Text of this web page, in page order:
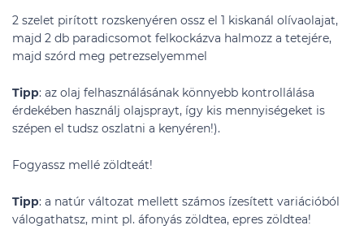
2 szelet pirított rozskenyéren ossz el 1 kiskanál olívaolajat,
majd 2 db paradicsomot felkockázva halmozz a tetejére,
majd szórd meg petrezselyemmel
Tipp: az olaj felhasználásának könnyebb kontrollálása
érdekében használj olajsprayt, így kis mennyiségeket is
szépen el tudsz oszlatni a kenyéren!).
Fogyassz mellé zöldteát!
Tipp: a natúr változat mellett számos ízesített variációból
válogathatsz, mint pl. áfonyás zöldtea, epres zöldtea!